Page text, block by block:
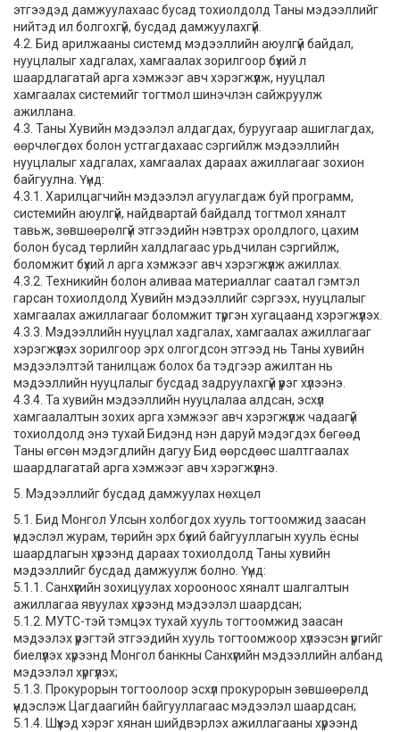
этгээдэд дамжуулахаас бусад тохиолдолд Таны мэдээллийг
нийтэд ил болгохгүй, бусдад дамжуулахгүй.
4.2. Бид арилжааны системд мэдээллийн аюулгүй байдал,
нууцлалыг хадгалах, хамгаалах зорилгоор бүхий л
шаардлагатай арга хэмжээг авч хэрэгжүүлж, нууцлал
хамгаалах системийг тогтмол шинэчлэн сайжруулж
ажиллана.
4.3. Таны Хувийн мэдээлэл алдагдах, буруугаар ашиглагдах,
өөрчлөгдөх болон устгагдахаас сэргийлж мэдээллийн
нууцлалыг хадгалах, хамгаалах дараах ажиллагааг зохион
байгуулна. Үүнд:
4.3.1. Харилцагчийн мэдээлэл агуулагдаж буй программ,
системийн аюулгүй, найдвартай байдалд тогтмол хяналт
тавьж, зөвшөөрөлгүй этгээдийн нэвтрэх оролдлого, цахим
болон бусад төрлийн халдлагаас урьдчилан сэргийлж,
боломжит бүхий л арга хэмжээг авч хэрэгжүүлж ажиллах.
4.3.2. Техникийн болон аливаа материаллаг саатал гэмтэл
гарсан тохиолдолд Хувийн мэдээллийг сэргээх, нууцлалыг
хамгаалах ажиллагааг боломжит түргэн хугацаанд хэрэгжүүлэх.
4.3.3. Мэдээллийн нууцлал хадгалах, хамгаалах ажиллагааг
хэрэгжүүлэх зорилгоор эрх олгогдсон этгээд нь Таны хувийн
мэдээлэлтэй танилцаж болох ба тэдгээр ажилтан нь
мэдээллийн нууцлалыг бусдад задруулахгүй үүрэг хүлээнэ.
4.3.4. Та хувийн мэдээллийн нууцлалаа алдсан, эсхүл
хамгаалалтын зохих арга хэмжээг авч хэрэгжүүлж чадаагүй
тохиолдолд энэ тухай Бидэнд нэн даруй мэдэгдэх бөгөөд
Таны өгсөн мэдэгдлийн дагуу Бид өөрсдөөс шалтгаалах
шаардлагатай арга хэмжээг авч хэрэгжүүлнэ.
5. Мэдээллийг бусдад дамжуулах нөхцөл
5.1. Бид Монгол Улсын холбогдох хууль тогтоомжид заасан
үндэслэл журам, төрийн эрх бүхий байгууллагын хууль ёсны
шаардлагын хүрээнд дараах тохиолдолд Таны хувийн
мэдээллийг бусдад дамжуулж болно. Үүнд:
5.1.1. Санхүүгийн зохицуулах хорооноос хяналт шалгалтын
ажиллагаа явуулах хүрээнд мэдээлэл шаардсан;
5.1.2. МУТС-тэй тэмцэх тухай хууль тогтоомжид заасан
мэдээлэх үүрэгтэй этгээдийн хууль тогтоомжоор хүлээсэн үүргийг
биелүүлэх хүрээнд Монгол банкны Санхүүгийн мэдээллийн албанд
мэдээлэл хүргүүлэх;
5.1.3. Прокурорын тогтоолоор эсхүл прокурорын зөвшөөрөлд
үндэслэж Цагдаагийн байгууллагаас мэдээлэл шаардсан;
5.1.4. Шүүхэд хэрэг хянан шийдвэрлэх ажиллагааны хүрээнд